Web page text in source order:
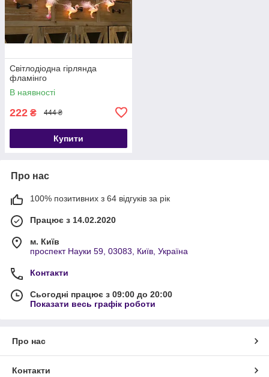
Світлодіодна гірлянда
фламінго
В наявності
222 ₴ 444 ₴
Купити
Про нас
100% позитивних з 64 відгуків за рік
Працює з 14.02.2020
м. Київ
проспект Науки 59, 03083, Київ, Україна
Контакти
Сьогодні працює з 09:00 до 20:00
Показати весь графік роботи
Про нас
Контакти